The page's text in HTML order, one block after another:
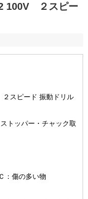
100V ２スピー
スピード 振動ドリル
トッパー・チャック取
傷の多い物